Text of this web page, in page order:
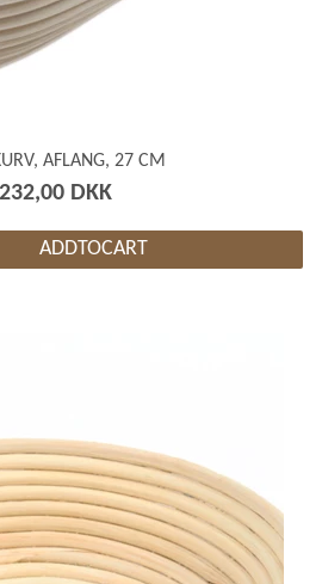
AFLANG, 27 CM
232,00 DKK
ADDTOCART